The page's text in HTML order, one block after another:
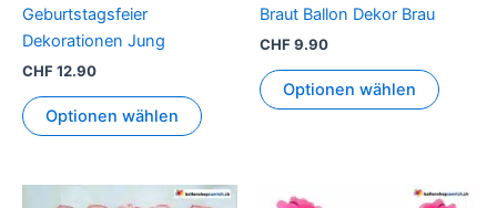
Geburtstagsfeier
Dekorationen Jung
CHF12.90
Optionen wählen
Braut Ballon Dekor Brau
CHF9.90
Optionen wählen
Dieses
Dieses